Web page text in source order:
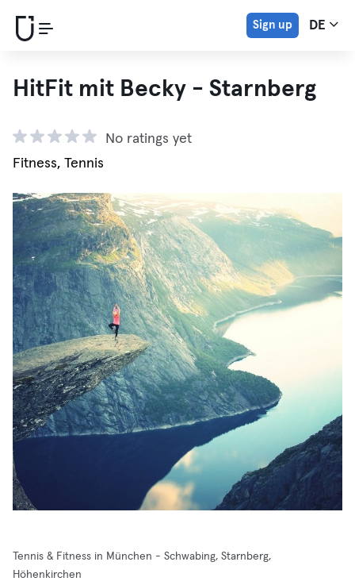
Sign up DE
HitFit mit Becky - Starnberg
No ratings yet
Fitness, Tennis
Tennis & Fitness in München - Schwabing, Starnberg,
Höhenkirchen